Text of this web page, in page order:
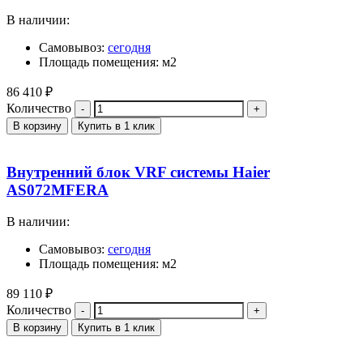
В наличии:
Самовывоз: сегодня
Площадь помещения: м2
86 410 ₽
Количество
В корзину Купить в 1 клик
Внутренний блок VRF системы Haier
AS072MFERA
В наличии:
Самовывоз: сегодня
Площадь помещения: м2
89 110 ₽
Количество
В корзину Купить в 1 клик